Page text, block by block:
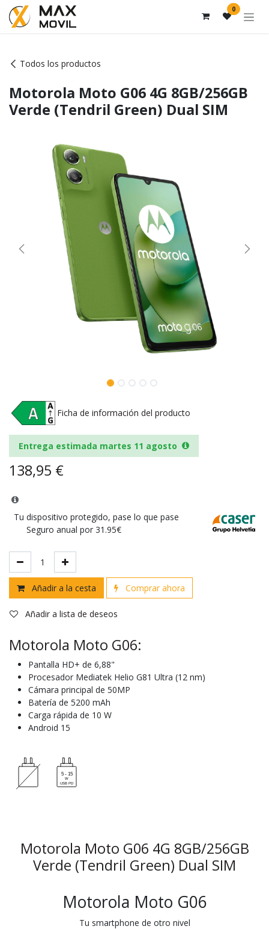
Ir al contenido 0
Todos los productos
Motorola Moto G06 4G 8GB/256GB
Verde (Tendril Green) Dual SIM
Ficha de información del producto
Entrega estimada martes 11 agosto
138,95 €
Tu dispositivo protegido, pase lo que pase
Seguro anual por 31.95€
Añadir a la cesta Comprar ahora
Añadir a lista de deseos
Motorola Moto G06:
Pantalla HD+ de 6,88"
Procesador Mediatek Helio G81 Ultra (12 nm)
Cámara principal de 50MP
Batería de 5200 mAh
Carga rápida de 10 W
Android 15
Motorola Moto G06 4G 8GB/256GB
Verde (Tendril Green) Dual SIM
Motorola Moto G06
Tu smartphone de otro nivel